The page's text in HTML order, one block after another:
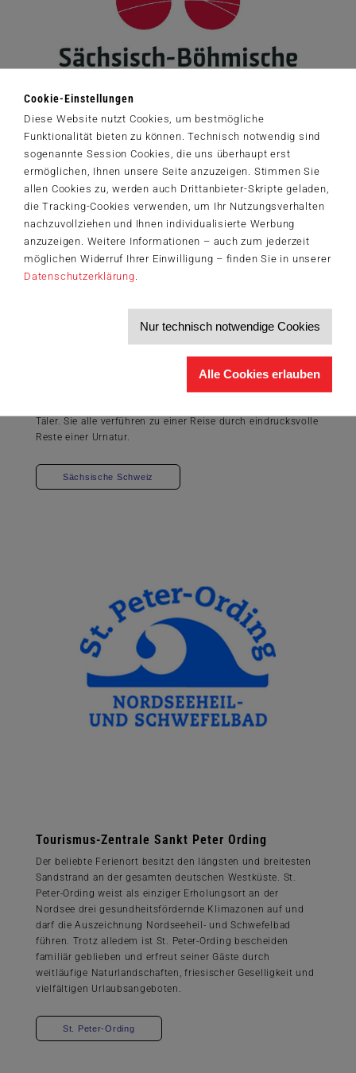
Cookie-Einstellungen
Diese Website nutzt Cookies, um bestmögliche
Funktionalität bieten zu können. Technisch notwendig sind
sogenannte Session Cookies, die uns überhaupt erst
ermöglichen, Ihnen unsere Seite anzuzeigen. Stimmen Sie
allen Cookies zu, werden auch Drittanbieter-Skripte geladen,
die Tracking-Cookies verwenden, um Ihr Nutzungsverhalten
nachzuvollziehen und Ihnen individualisierte Werbung
anzuzeigen. Weitere Informationen – auch zum jederzeit
möglichen Widerruf Ihrer Einwilligung – finden Sie in unserer
Datenschutzerklärung
Nur technisch notwendige Cookies
Alle Cookies erlauben
Tourismusverband Sächsische Schweiz
Das Elbsandsteingebirge ist eines der spektakulärsten
Wandergebiete Europas. Etwa 1200 Kilometer markierter
mystische Täler, über luftige Höhen und vorbei an bizarren
Felsformationen zu immer neuen, atemberaubenden
einem eindringlichen und unvergesslichen Erlebnis macht,
ist die schiere natürliche Vielfalt der Region. Auf engstem
Raum treffen die unterschiedlichsten Landschaftsformen
Täler. Sie alle verführen zu einer Reise durch eindrucksvolle
Reste einer Urnatur.
Sächsische Schweiz
Tourismus-Zentrale Sankt Peter Ording
Der beliebte Ferienort besitzt den längsten und breitesten
Sandstrand an der gesamten deutschen Westküste. St.
Peter-Ording weist als einziger Erholungsort an der
Nordsee drei gesundheitsfördernde Klimazonen auf und
darf die Auszeichnung Nordseeheil- und Schwefelbad
führen. Trotz alledem ist St. Peter-Ording bescheiden
familiär geblieben und erfreut seiner Gäste durch
weitläufige Naturlandschaften, friesischer Geselligkeit und
vielfältigen Urlaubsangeboten.
St. Peter-Ording